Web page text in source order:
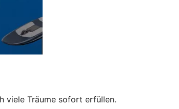
viele Träume sofort erfüllen.